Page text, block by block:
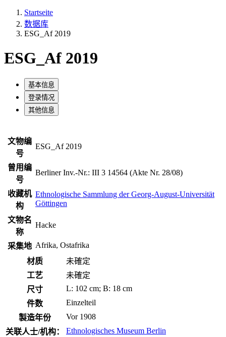
Startseite
数据库
ESG_Af 2019
ESG_Af 2019
基本信息
登录情况
其他信息
文物编
号
ESG_Af 2019
曾用编
号
Berliner Inv.-Nr.: III 3 14564 (Akte Nr. 28/08)
收藏机
构
Ethnologische Sammlung der Georg-August-Universität
Göttingen
文物名
称
Hacke
采集地 Afrika, Ostafrika
材质
未確定
工艺
未確定
尺寸
L: 102 cm; B: 18 cm
件数
Einzelteil
製造年份
Vor 1908
关联人士/机构：
Ethnologisches Museum Berlin